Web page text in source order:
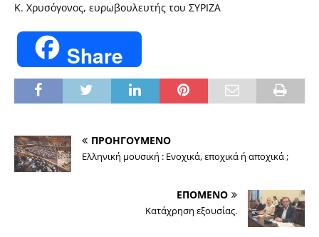
Κ. Χρυσόγονος, ευρωβουλευτής του ΣΥΡΙΖΑ
Share
ΠΡΟΗΓΟΥΜΕΝΟ
Ελληνική μουσική : Ενοχικά, εποχικά ή αποχικά ;
ΕΠΟΜΕΝΟ
Κατάχρηση εξουσίας.